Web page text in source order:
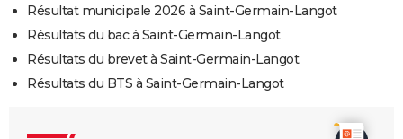
Résultat municipale 2026 à Saint-Germain-Langot
Résultats du bac à Saint-Germain-Langot
Résultats du brevet à Saint-Germain-Langot
Résultats du BTS à Saint-Germain-Langot